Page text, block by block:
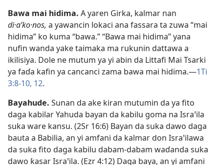
Bawa mai hidima. A yaren Girka, kalmar nan
di·aʹko·nos, a yawancin lokaci ana fassara ta zuwa “mai
hidima” ko kuma “bawa.” “Bawa mai hidima” yana
nufin wanda yake taimaka ma rukunin dattawa a
ikilisiya. Dole ne mutum ya yi abin da Littafi Mai Tsarki
ya faɗa kafin ya cancanci zama bawa mai hidima.​—1Ti
3:8-10, 12.
Bayahude. Sunan da ake kiran mutumin da ya fito
daga kabilar Yahuda bayan da kabilu goma na Israꞌila
suka ware kansu. (2Sr 16:6) Bayan da suka dawo daga
bauta a Babilia, an yi amfani da kalmar don Israꞌilawa
da suka fito daga kabilu dabam-dabam waɗanda suka
dawo ƙasar Israꞌila. (Ezr 4:12) Daga baya, an yi amfani